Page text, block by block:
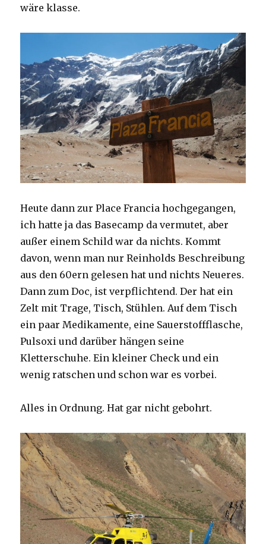
wäre klasse.
Heute dann zur Place Francia hochgegangen,
ich hatte ja das Basecamp da vermutet, aber
außer einem Schild war da nichts. Kommt
davon, wenn man nur Reinholds Beschreibung
aus den 60ern gelesen hat und nichts Neueres.
Dann zum Doc, ist verpflichtend. Der hat ein
Zelt mit Trage, Tisch, Stühlen. Auf dem Tisch
ein paar Medikamente, eine Sauerstoffflasche,
Pulsoxi und darüber hängen seine
Kletterschuhe. Ein kleiner Check und ein
wenig ratschen und schon war es vorbei.
Alles in Ordnung. Hat gar nicht gebohrt.